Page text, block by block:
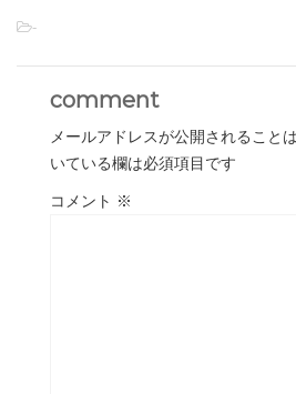
-
comment
メールアドレスが公開されること
いている欄は必須項目です
コメント ※